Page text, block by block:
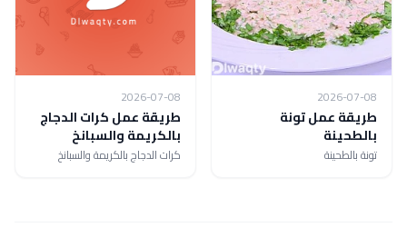
2026-07-08
طريقة عمل تونة
بالطحينة
تونة بالطحينة
2026-07-08
طريقة عمل كرات الدجاج
بالكريمة والسبانخ
كرات الدجاج بالكريمة والسبانخ